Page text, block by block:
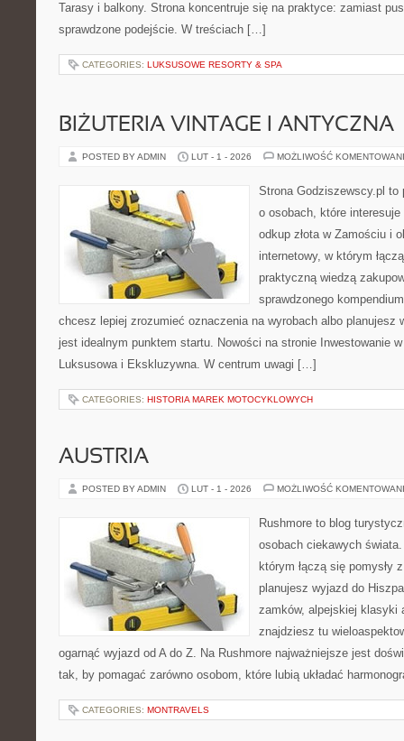
Tarasy i balkony. Strona koncentruje się na praktyce: zamiast
sprawdzone podejście. W treściach […]
CATEGORIES: LUKSUSOWE RESORTY & SPA
BIŻUTERIA VINTAGE I ANTYCZNA
POSTED BY ADMIN LUT - 1 - 2026 MOŻLIWOŚĆ
Strona Godziszewscy.pl
o osobach, które
odkup złota w Zamościu i
internetowy, w którym
praktyczną wiedzą
sprawdzonego
chcesz lepiej zrozumieć oznaczenia na wyrobach albo planujesz
jest idealnym punktem startu. Nowości na stronie Inwestowanie
Luksusowa i Ekskluzywna. W centrum uwagi […]
CATEGORIES: HISTORIA MAREK MOTOCYKLOWYCH
AUSTRIA
POSTED BY ADMIN LUT - 1 - 2026 MOŻLIWOŚĆ
Rushmore to blog
osobach ciekawych
którym łączą się pomysły
planujesz wyjazd do
zamków, alpejskiej klasyki
znajdziesz tu
ogarnąć wyjazd od A do Z. Na Rushmore najważniejsze jest
tak, by pomagać zarówno osobom, które lubią układać
CATEGORIES: MONTRAVELS